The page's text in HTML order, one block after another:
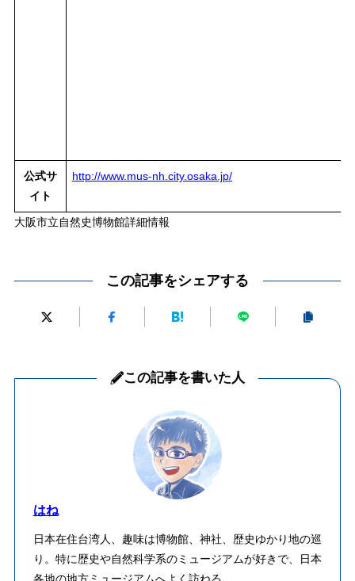
公式サ
イト
http://www.mus-nh.city.osaka.jp/
大阪市立自然史博物館詳細情報
この記事をシェアする
この記事を書いた人
はね
日本在住台湾人、趣味は博物館、神社、歴史ゆかり地の巡
り。特に歴史や自然科学系のミュージアムが好きで、日本